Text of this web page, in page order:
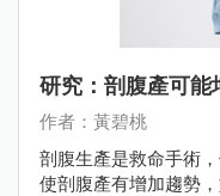
研究：剖腹產可能
作者：黃碧桃
剖腹生產是救命手術
使剖腹產有增加趨勢